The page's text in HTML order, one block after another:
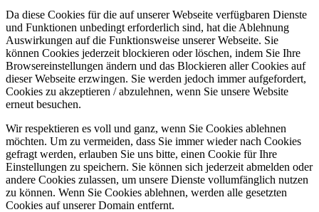
Da diese Cookies für die auf unserer Webseite verfügbaren Dienste
und Funktionen unbedingt erforderlich sind, hat die Ablehnung
Auswirkungen auf die Funktionsweise unserer Webseite. Sie
können Cookies jederzeit blockieren oder löschen, indem Sie Ihre
Browsereinstellungen ändern und das Blockieren aller Cookies auf
dieser Webseite erzwingen. Sie werden jedoch immer aufgefordert,
Cookies zu akzeptieren / abzulehnen, wenn Sie unsere Website
erneut besuchen.
Wir respektieren es voll und ganz, wenn Sie Cookies ablehnen
möchten. Um zu vermeiden, dass Sie immer wieder nach Cookies
gefragt werden, erlauben Sie uns bitte, einen Cookie für Ihre
Einstellungen zu speichern. Sie können sich jederzeit abmelden oder
andere Cookies zulassen, um unsere Dienste vollumfänglich nutzen
zu können. Wenn Sie Cookies ablehnen, werden alle gesetzten
Cookies auf unserer Domain entfernt.